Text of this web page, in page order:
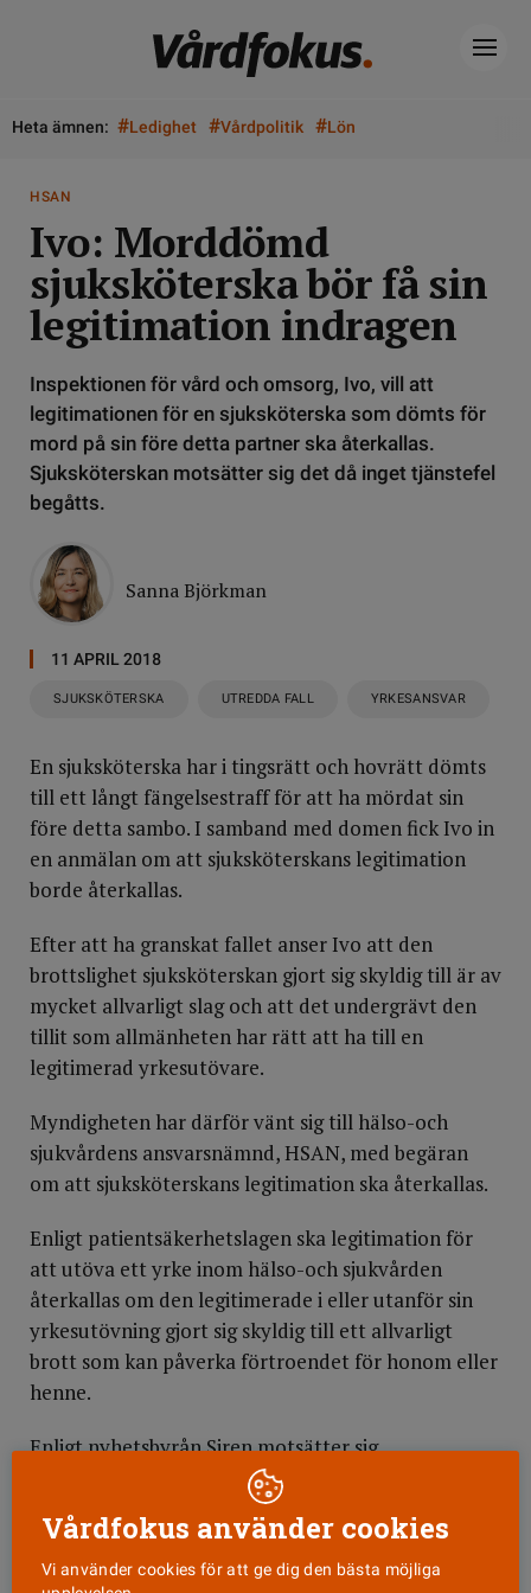
Heta ämnen: #Ledighet #Vårdpolitik #Lön
HSAN
Ivo: Morddömd
sjuksköterska bör få sin
legitimation indragen
Inspektionen för vård och omsorg, Ivo, vill att
legitimationen för en sjuksköterska som dömts för
mord på sin före detta partner ska återkallas.
Sjuksköterskan motsätter sig det då inget tjänstefel
begåtts.
Sanna Björkman
11 APRIL 2018
SJUKSKÖTERSKA UTREDDA FALL YRKESANSVAR
En sjuksköterska har i tingsrätt och hovrätt dömts
till ett långt fängelsestraff för att ha mördat sin
före detta sambo. I samband med domen fick Ivo in
en anmälan om att sjuksköterskans legitimation
borde återkallas.
Efter att ha granskat fallet anser Ivo att den
brottslighet sjuksköterskan gjort sig skyldig till är av
mycket allvarligt slag och att det undergrävt den
tillit som allmänheten har rätt att ha till en
legitimerad yrkesutövare.
Myndigheten har därför vänt sig till hälso-och
sjukvårdens ansvarsnämnd, HSAN, med begäran
om att sjuksköterskans legitimation ska återkallas.
Enligt patientsäkerhetslagen ska legitimation för
att utöva ett yrke inom hälso-och sjukvården
återkallas om den legitimerade i eller utanför sin
yrkesutövning gjort sig skyldig till ett allvarligt
brott som kan påverka förtroendet för honom eller
henne.
Enligt nyhetsbyrån Siren motsätter sig
sjuksköterskan återkallandet av legitimationen då
inga misstag skett under tjänsteutövningen.
Vårdfokus använder cookies
Vi använder cookies för att ge dig den bästa möjliga